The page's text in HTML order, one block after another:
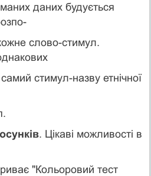
даних будується
слово-стимул.
стимул-назву етнічної
. Цікаві можливості в
"Кольоровий тест